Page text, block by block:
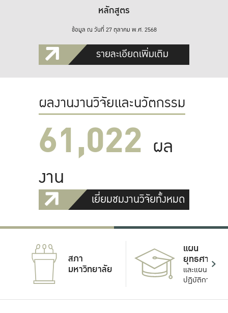
หลักสูตร
ข้อมูล ณ วันที่ 27 ตุลาคม พ.ศ. 2568
รายละเอียดเพิ่มเติม
ผลงานงานวิจัยและนวัตกรรม
61,022 ผล
งาน
เยี่ยมชมงานวิจัยทั้งหมด
สภา
มหาวิทยาลัย
แผน
ยุทธศาสตร์
และแผน
ปฏิบัติการ